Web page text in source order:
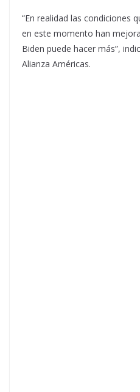
“En realidad las condiciones
en este momento han
Biden puede hacer más”,
Alianza Américas.